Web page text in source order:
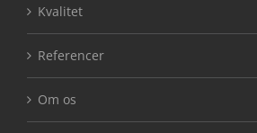
Kvalitet
Referencer
Om os